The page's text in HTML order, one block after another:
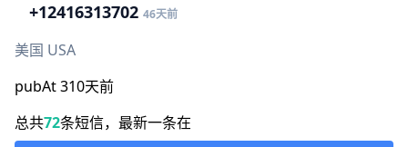
+12416313702 46天前
美国 USA
pubAt 310天前
总共72条短信，最新一条在